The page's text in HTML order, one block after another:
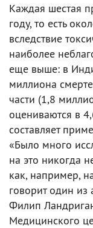
Каждая шестая
году, то есть
вследствие
наиболее
еще выше: в
миллиона
части (1,8
оцениваются в
составляет
«Было много
на это никогда
как, например,
говорит один
Филип
Медицинского